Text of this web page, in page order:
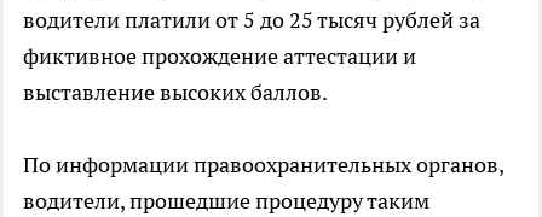
водители платили от 5 до 25 тысяч рублей за
фиктивное прохождение аттестации и
выставление высоких баллов.
По информации правоохранительных органов,
водители, прошедшие процедуру таким